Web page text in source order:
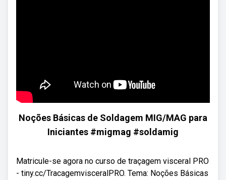
Noções Básicas de Soldagem MIG/MAG para
Iniciantes #migmag #soldamig
Matricule-se agora no curso de traçagem visceral PRO
- tiny.cc/TracagemvisceralPRO. Tema: Noções Básicas